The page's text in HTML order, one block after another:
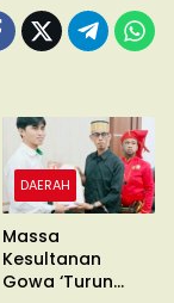
DAERAH
Massa
Kesultanan
Gowa ‘Turun